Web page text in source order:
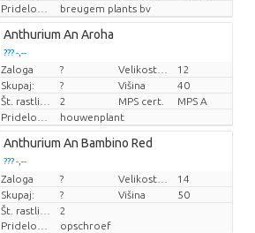
breugem plants bv
Anthurium An Aroha
??? -,--
Cena za kos
Zaloga ?
12
Skupaj:
? Višina
40
2 MPS cert.
MPS A
houwenplant
Anthurium An Bambino Red
??? -,--
Cena za kos
Zaloga ?
14
Skupaj:
? Višina
50
2
opschroef